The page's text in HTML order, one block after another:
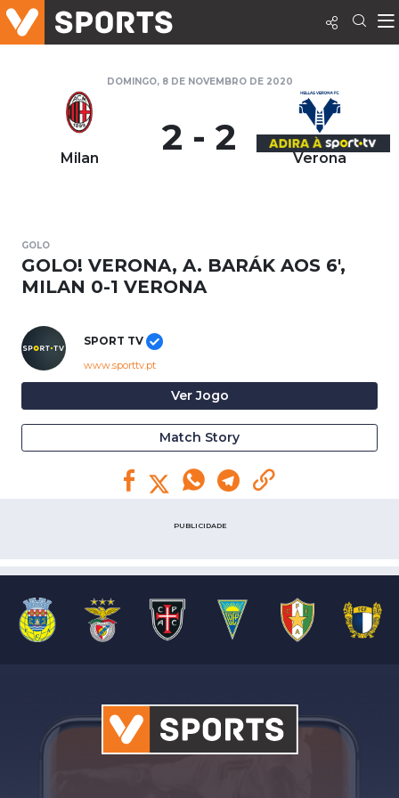
DOMINGO, 8 DE NOVEMBRO DE 2020
Milan 2 - 2 Verona
GOLO
GOLO! VERONA, A. BARÁK AOS 6',
MILAN 0-1 VERONA
SPORT TV
www.sporttv.pt
Ver Jogo
Match Story
PUBLICIDADE